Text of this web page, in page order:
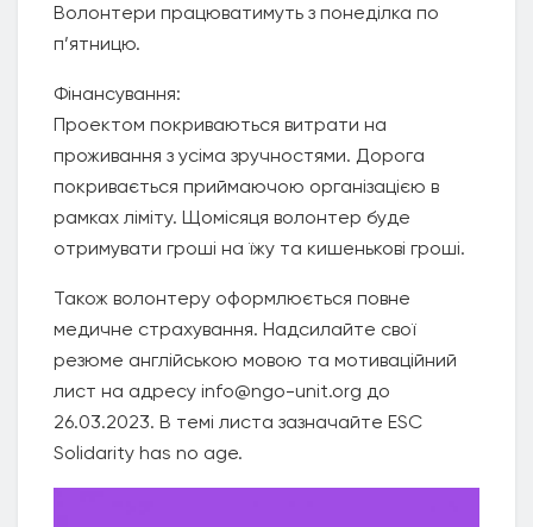
Волонтери працюватимуть з понеділка по
п’ятницю.
Фінансування:
Проектом покриваються витрати на
проживання з усіма зручностями. Дорога
покривається приймаючою організацією в
рамках ліміту. Щомісяця волонтер буде
отримувати гроші на їжу та кишенькові гроші.
Також волонтеру оформлюється повне
медичне страхування. Надсилайте свої
резюме англійською мовою та мотиваційний
лист на адресу info@ngo-unit.org до
26.03.2023. В темі листа зазначайте ESC
Solidarity has no age.